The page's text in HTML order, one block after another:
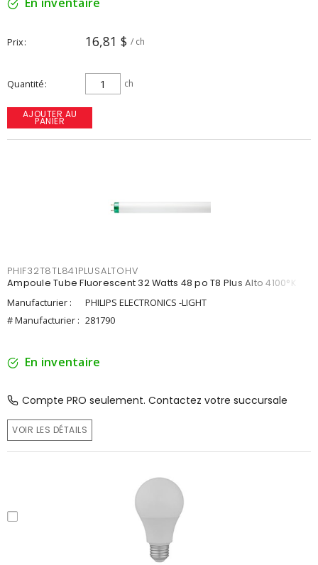
Prix 16,81 $ / ch
Quantité ch
AJOUTER AU
PANIER
PHIF32T8TL841PLUSALTOHV
Ampoule Tube Fluorescent 32 Watts 48 po T8 Plus Alto 4100°K
Manufacturier :
PHILIPS ELECTRONICS -LIGHT
# Manufacturier : 281790
En inventaire
Compte PRO seulement. Contactez votre succursale
VOIR LES DÉTAILS